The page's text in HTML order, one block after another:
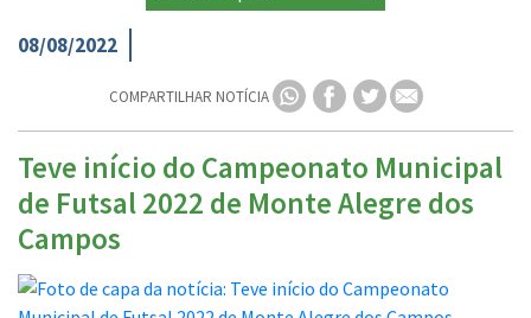
08/08/2022
COMPARTILHAR NOTÍCIA
Teve início do Campeonato Municipal
de Futsal 2022 de Monte Alegre dos
Campos